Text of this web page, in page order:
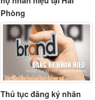
Phòng
Thủ tục đăng ký nhãn